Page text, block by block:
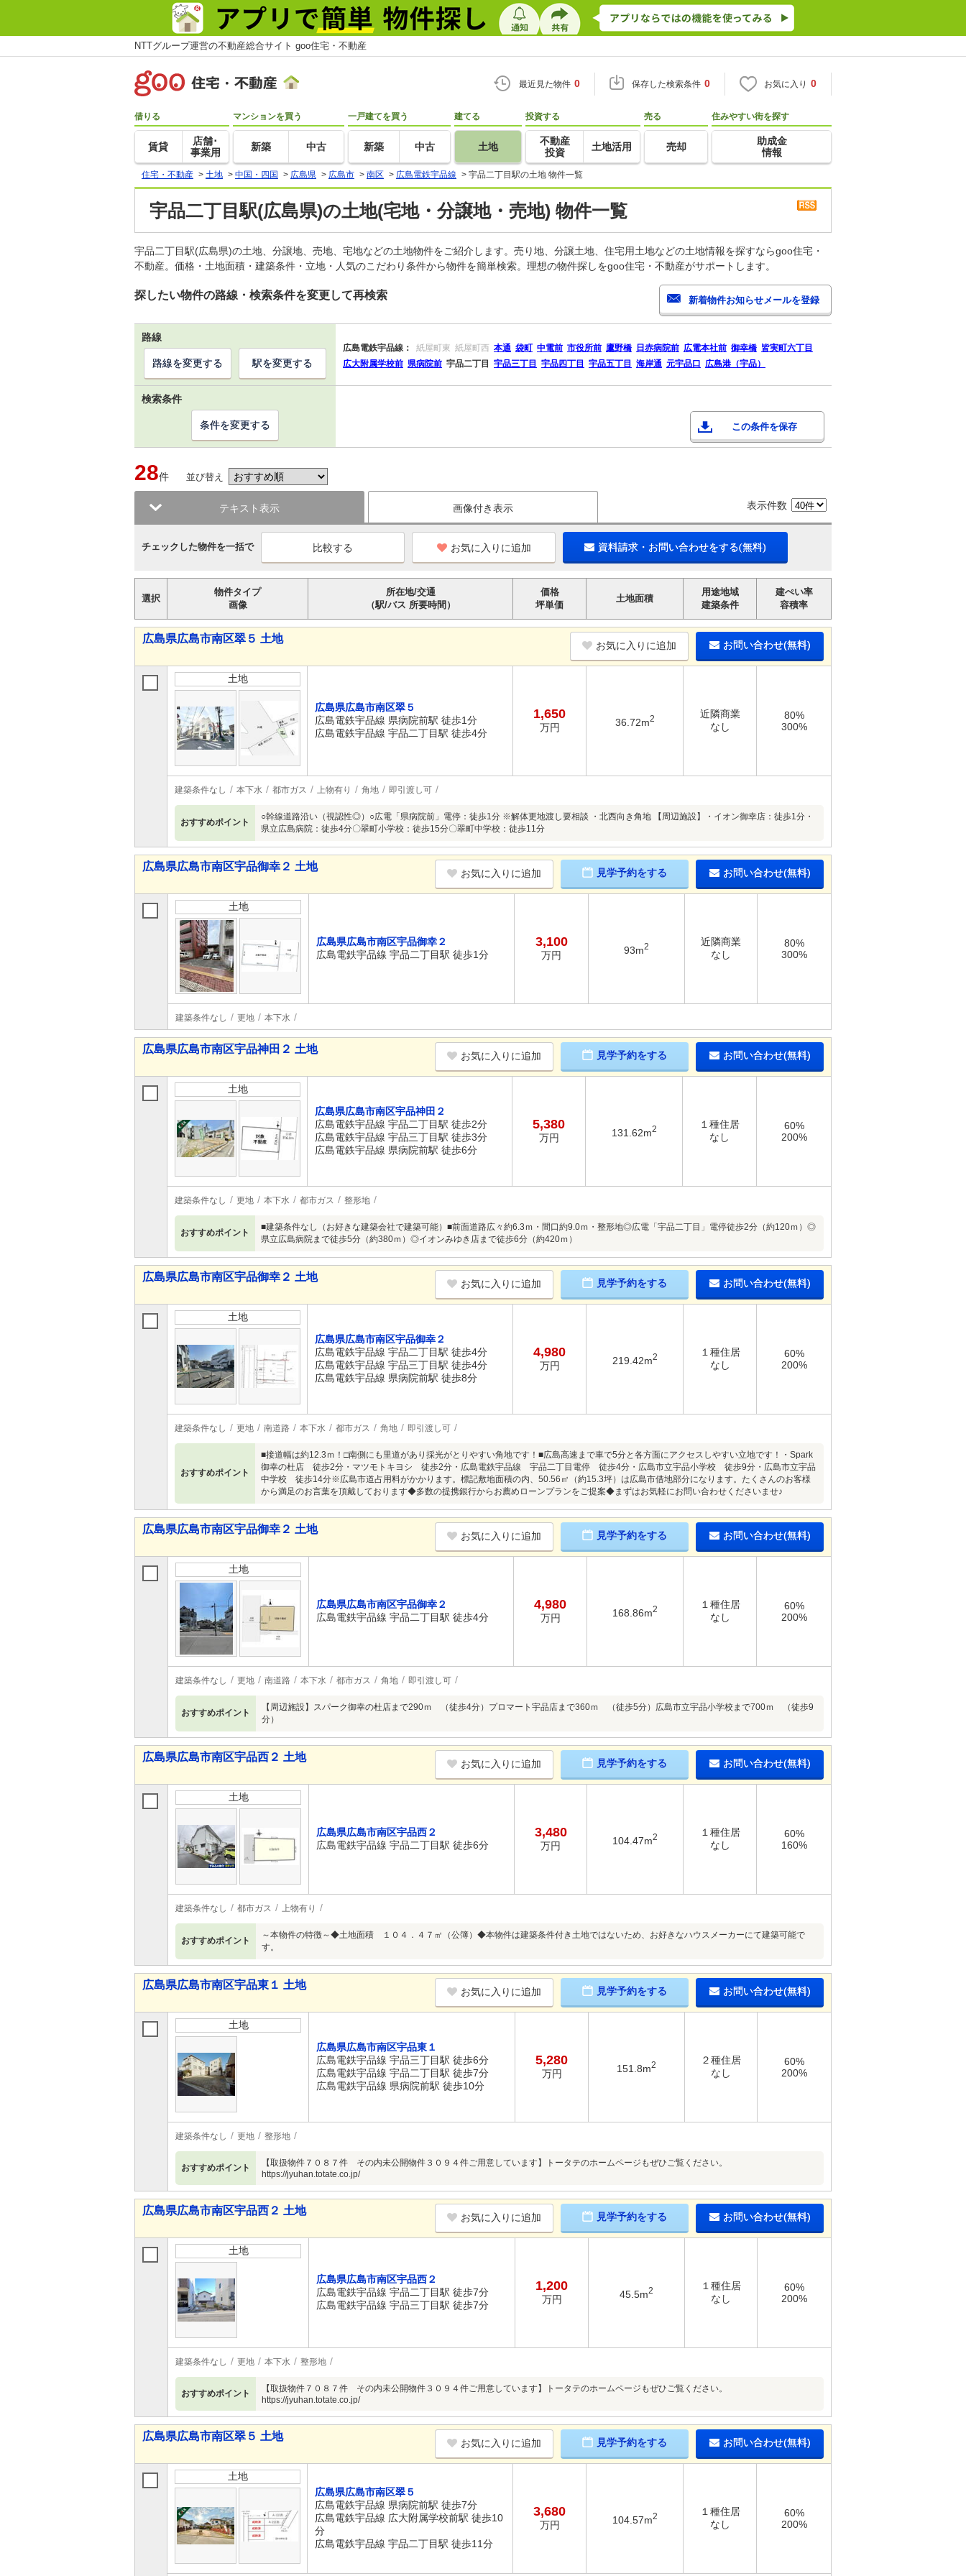
NTTグループ運営の不動産総合サイト goo住宅・不動産
最近見た物件 0 保存した検索条件 0 お気に入り 0
借りる
賃貸
店舗･
事業用
マンションを買う
新築 中古
一戸建てを買う
新築 中古
建てる
土地
投資する
不動産
投資
土地活用
売る
売却
住みやすい街を探す
助成金
情報
住宅・不動産 > 土地 > 中国・四国 > 広島県 > 広島市 > 南区 > 広島電鉄宇品線 > 宇品二丁目駅の土地 物件一覧
宇品二丁目駅(広島県)の土地(宅地・分譲地・売地) 物件一覧
宇品二丁目駅(広島県)の土地、分譲地、売地、宅地などの土地物件をご紹介します。売り地、分譲土地、住宅用土地などの土地情報を探すならgoo住宅・
不動産。価格・土地面積・建築条件・立地・人気のこだわり条件から物件を簡単検索。理想の物件探しをgoo住宅・不動産がサポートします。
探したい物件の路線・検索条件を変更して再検索
路線
広島電鉄宇品線： 紙屋町東 紙屋町西 本通 袋町 中電前 市役所前 鷹野橋 日赤病院前 広電本社前 御幸橋 皆実町六丁目
広大附属学校前 県病院前 宇品二丁目 宇品三丁目 宇品四丁目 宇品五丁目 海岸通 元宇品口 広島港（宇品）
路線を変更する 駅を変更する
検索条件
この条件を保存
条件を変更する
28件 並び替え
テキスト表示 画像付き表示 表示件数
チェックした物件を一括で お気に入りに追加 資料請求・お問い合わせをする(無料)
選択
物件タイプ
画像
所在地/交通
（駅/バス 所要時間）
価格
坪単価
土地面積
用途地域
建築条件
建ぺい率
容積率
広島県広島市南区翠５ 土地
お気に入りに追加 お問い合わせ(無料)
土地
広島県広島市南区翠５
広島電鉄宇品線 県病院前駅 徒歩1分
広島電鉄宇品線 宇品二丁目駅 徒歩4分
1,650
万円 36.72m2
近隣商業
なし
80%
300%
建築条件なし 本下水 都市ガス 上物有り 角地 即引渡し可
おすすめポイント
○幹線道路沿い（視認性◎）○広電「県病院前」電停：徒歩1分 ※解体更地渡し要相談 ・北西向き角地 【周辺施設】・イオン御幸店：徒歩1分・
県立広島病院：徒歩4分〇翠町小学校：徒歩15分〇翠町中学校：徒歩11分
広島県広島市南区宇品御幸２ 土地
お気に入りに追加 見学予約をする お問い合わせ(無料)
土地
広島県広島市南区宇品御幸２
広島電鉄宇品線 宇品二丁目駅 徒歩1分
3,100
万円 93m2
近隣商業
なし
80%
300%
建築条件なし 更地 本下水
広島県広島市南区宇品神田２ 土地
お気に入りに追加 見学予約をする お問い合わせ(無料)
土地
広島県広島市南区宇品神田２
広島電鉄宇品線 宇品二丁目駅 徒歩2分
広島電鉄宇品線 宇品三丁目駅 徒歩3分
広島電鉄宇品線 県病院前駅 徒歩6分
5,380
万円 131.62m2
１種住居
なし
60%
200%
建築条件なし 更地 本下水 都市ガス 整形地
おすすめポイント
■建築条件なし（お好きな建築会社で建築可能）■前面道路広々約6.3ｍ・間口約9.0ｍ・整形地◎広電「宇品二丁目」電停徒歩2分（約120ｍ）◎
県立広島病院まで徒歩5分（約380ｍ）◎イオンみゆき店まで徒歩6分（約420ｍ）
広島県広島市南区宇品御幸２ 土地
お気に入りに追加 見学予約をする お問い合わせ(無料)
土地
広島県広島市南区宇品御幸２
広島電鉄宇品線 宇品二丁目駅 徒歩4分
広島電鉄宇品線 宇品三丁目駅 徒歩4分
広島電鉄宇品線 県病院前駅 徒歩8分
4,980
万円 219.42m2
１種住居
なし
60%
200%
建築条件なし 更地 南道路 本下水 都市ガス 角地 即引渡し可
おすすめポイント
■接道幅は約12.3ｍ！□南側にも里道があり採光がとりやすい角地です！■広島高速まで車で5分と各方面にアクセスしやすい立地です！・Spark
御幸の杜店 徒歩2分・マツモトキヨシ 徒歩2分・広島電鉄宇品線 宇品二丁目電停 徒歩4分・広島市立宇品小学校 徒歩9分・広島市立宇品
中学校 徒歩14分※広島市道占用料がかかります。標記敷地面積の内、50.56㎡（約15.3坪）は広島市借地部分になります。たくさんのお客様
から満足のお言葉を頂戴しております◆多数の提携銀行からお薦めローンプランをご提案◆まずはお気軽にお問い合わせくださいませ♪
広島県広島市南区宇品御幸２ 土地
お気に入りに追加 見学予約をする お問い合わせ(無料)
土地
広島県広島市南区宇品御幸２
広島電鉄宇品線 宇品二丁目駅 徒歩4分
4,980
万円 168.86m2
１種住居
なし
60%
200%
建築条件なし 更地 南道路 本下水 都市ガス 角地 即引渡し可
おすすめポイント
【周辺施設】スパーク御幸の杜店まで290ｍ （徒歩4分）プロマート宇品店まで360ｍ （徒歩5分）広島市立宇品小学校まで700ｍ （徒歩9
分）
広島県広島市南区宇品西２ 土地
お気に入りに追加 見学予約をする お問い合わせ(無料)
土地
広島県広島市南区宇品西２
広島電鉄宇品線 宇品二丁目駅 徒歩6分
3,480
万円 104.47m2
１種住居
なし
60%
160%
建築条件なし 都市ガス 上物有り
おすすめポイント
～本物件の特徴～◆土地面積 １０４．４７㎡（公簿）◆本物件は建築条件付き土地ではないため、お好きなハウスメーカーにて建築可能で
す。
広島県広島市南区宇品東１ 土地
お気に入りに追加 見学予約をする お問い合わせ(無料)
土地
広島県広島市南区宇品東１
広島電鉄宇品線 宇品三丁目駅 徒歩6分
広島電鉄宇品線 宇品二丁目駅 徒歩7分
広島電鉄宇品線 県病院前駅 徒歩10分
5,280
万円 151.8m2
２種住居
なし
60%
200%
建築条件なし 更地 整形地
おすすめポイント
【取扱物件７０８７件 その内未公開物件３０９４件ご用意しています】トータテのホームページもぜひご覧ください。
https://jyuhan.totate.co.jp/
広島県広島市南区宇品西２ 土地
お気に入りに追加 見学予約をする お問い合わせ(無料)
土地
広島県広島市南区宇品西２
広島電鉄宇品線 宇品二丁目駅 徒歩7分
広島電鉄宇品線 宇品三丁目駅 徒歩7分
1,200
万円 45.5m2
１種住居
なし
60%
200%
建築条件なし 更地 本下水 整形地
おすすめポイント
【取扱物件７０８７件 その内未公開物件３０９４件ご用意しています】トータテのホームページもぜひご覧ください。
https://jyuhan.totate.co.jp/
広島県広島市南区翠５ 土地
お気に入りに追加 見学予約をする お問い合わせ(無料)
土地
広島県広島市南区翠５
広島電鉄宇品線 県病院前駅 徒歩7分
広島電鉄宇品線 広大附属学校前駅 徒歩10
分
広島電鉄宇品線 宇品二丁目駅 徒歩11分
3,680
万円 104.57m2
１種住居
なし
60%
200%